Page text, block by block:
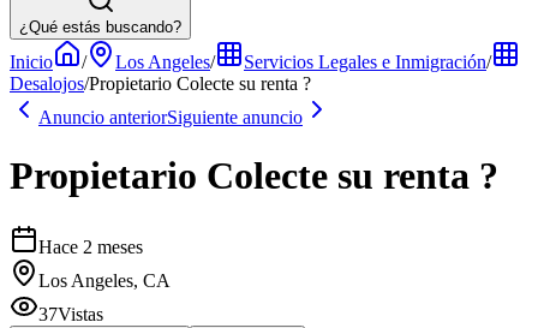
¿Qué estás buscando?
Inicio / Los Angeles/ Servicios Legales e Inmigración/
Desalojos/Propietario Colecte su renta ?
Anuncio anteriorSiguiente anuncio
Propietario Colecte su renta ?
Hace 2 meses
Los Angeles, CA
37Vistas